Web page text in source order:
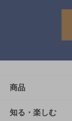
商品
商品TOP
知る・楽しむ